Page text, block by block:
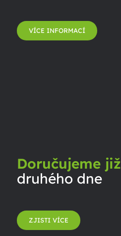
VÍCE INFORMACÍ
Doručujeme již
druhého dne
ZJISTI VÍCE